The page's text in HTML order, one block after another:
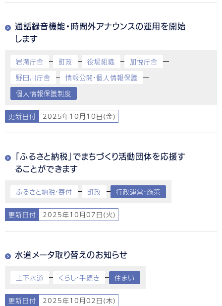
通話録音機能・時間外アナウンスの運用を開始
します
岩滝庁舎 町政 役場組織
加悦庁舎
野田川庁舎
情報公開・個人情報保護
個人情報保護制度
更新日付 2025年10月10日(金)
「ふるさと納税」でまちづくり活動団体を応援す
ることができます
ふるさと納税・寄付 町政 行政運営・施策
更新日付 2025年10月07日(火)
水道メータ取り替えのお知らせ
上下水道 くらし・手続き 住まい
更新日付 2025年10月02日(木)